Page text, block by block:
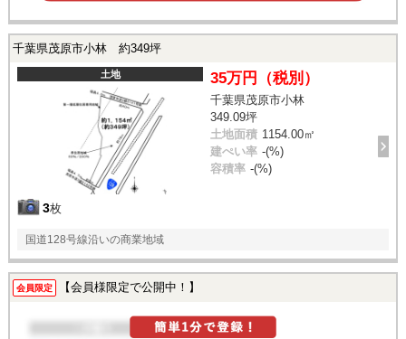
千葉県茂原市小林 約349坪
土地
3枚
35万円（税別）
千葉県茂原市小林
349.09坪
土地面積 1154.00㎡
建ぺい率 -(%)
容積率 -(%)
国道128号線沿いの商業地域
会員限定 【会員様限定で公開中！】